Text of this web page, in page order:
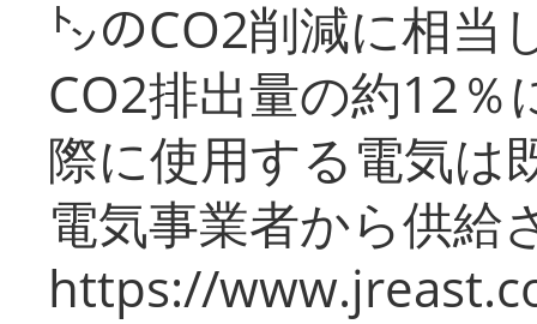
㌧のCO2削減に相当
CO2排出量の約12％
際に使用する電気は
電気事業者から供給
https://